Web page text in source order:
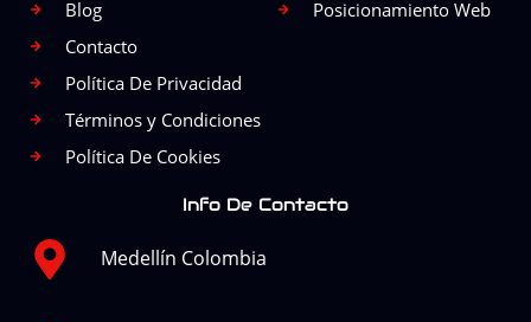
m
Blog
Contacto
Política De Privacidad
Términos y Condiciones
Política De Cookies
Posicionamiento Web
Info De Contacto
Medellín Colombia